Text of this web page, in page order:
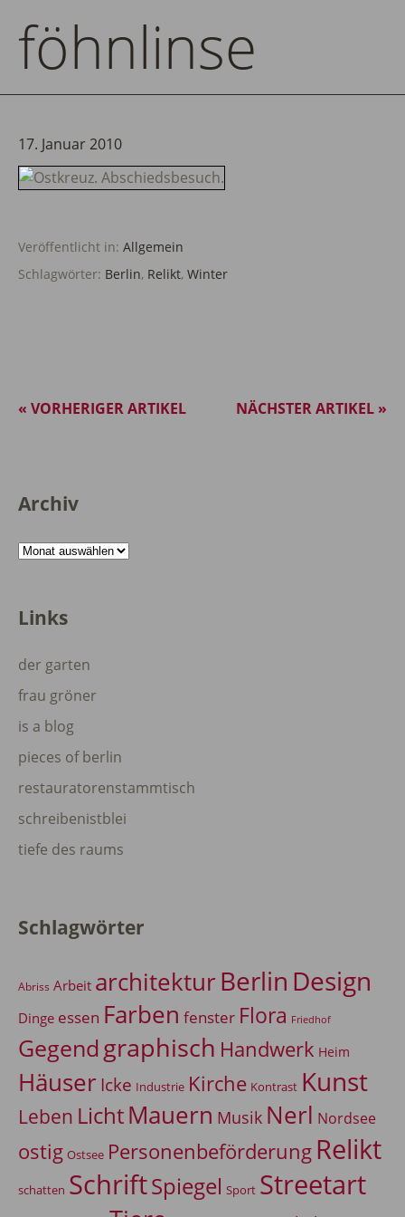
föhnlinse
17. Januar 2010
Veröffentlicht in: Allgemein
Schlagwörter: Berlin, Relikt, Winter
NÄCHSTER ARTIKEL »
« VORHERIGER ARTIKEL
Archiv
Archiv
Links
der garten
frau gröner
is a blog
pieces of berlin
restauratorenstammtisch
schreibenistblei
tiefe des raums
Schlagwörter
Abriss Arbeit architekturBerlin Design
Dinge essen Farben fenster Flora Friedhof
Gegendgraphisch Handwerk Heim
Häuser Icke Industrie Kirche Kontrast Kunst
Leben LichtMauern Musik Nerl Nordsee
ostig Ostsee Personenbeförderung Relikt
schatten SchriftSpiegel Sport Streetart